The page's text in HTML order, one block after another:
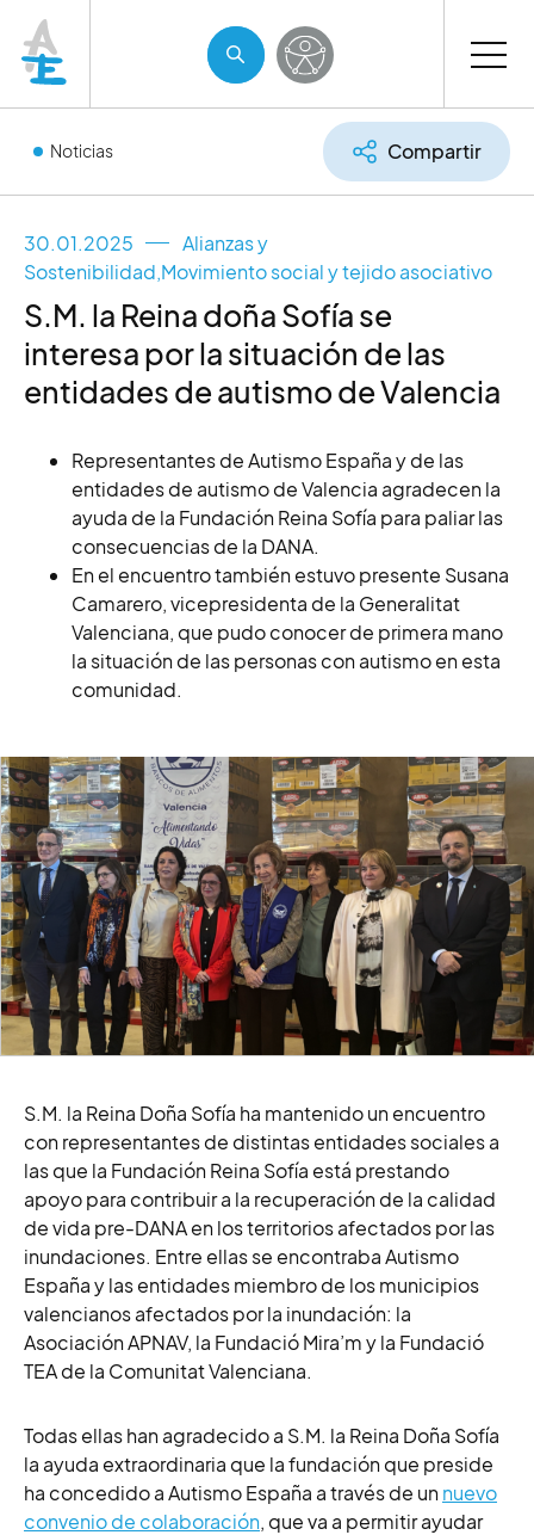
Noticias Compartir
30.01.2025
Alianzas y
Sostenibilidad,Movimiento social y tejido asociativo
S.M. la Reina doña Sofía se
interesa por la situación de las
entidades de autismo de Valencia
Representantes de Autismo España y de las
entidades de autismo de Valencia agradecen la
ayuda de la Fundación Reina Sofía para paliar las
consecuencias de la DANA.
En el encuentro también estuvo presente Susana
Camarero, vicepresidenta de la Generalitat
Valenciana, que pudo conocer de primera mano
la situación de las personas con autismo en esta
comunidad.
S.M. la Reina Doña Sofía ha mantenido un encuentro
con representantes de distintas entidades sociales a
las que la Fundación Reina Sofía está prestando
apoyo paracontribuir a la recuperación de la calidad
de vida pre-DANA en los territorios afectados por las
inundaciones. Entre ellas se encontraba Autismo
España y las entidades miembro de los municipios
valencianos afectados por la inundación: la
Asociación APNAV, la Fundació Mira’m y la Fundació
TEA de la Comunitat Valenciana.
Todas ellas han agradecido a S.M. la Reina Doña Sofía
la ayuda extraordinaria que la fundación que preside
ha concedidoa Autismo España a través de unnuevo
convenio de colaboración, que va a permitirayudar